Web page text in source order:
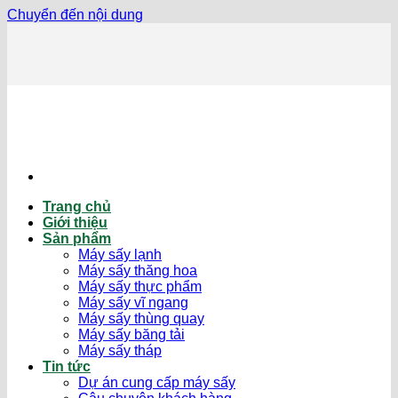
Chuyển đến nội dung
Trang chủ
Giới thiệu
Sản phẩm
Máy sấy lạnh
Máy sấy thăng hoa
Máy sấy thực phẩm
Máy sấy vĩ ngang
Máy sấy thùng quay
Máy sấy băng tải
Máy sấy tháp
Tin tức
Dự án cung cấp máy sấy